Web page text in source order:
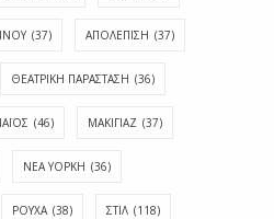
(37) ΑΠΟΛΈΠΙΣΗ (37)
ΘΕΑΤΡΙΚΗ ΠΑΡΑΣΤΑΣΗ (36)
(46) ΜΑΚΙΓΙΑΖ (37)
ΝΕΑ ΥΟΡΚΗ (36)
ΡΟΥΧΑ (38) ΣΤΙΛ (118)